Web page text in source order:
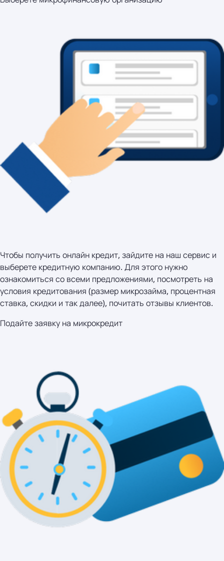
Чтобы получить онлайн кредит, зайдите на наш сервис и
выберете кредитную компанию. Для этого нужно
ознакомиться со всеми предложениями, посмотреть на
условия кредитования (размер микрозайма, процентная
ставка, скидки и так далее), почитать отзывы клиентов.
Подайте заявку на микрокредит